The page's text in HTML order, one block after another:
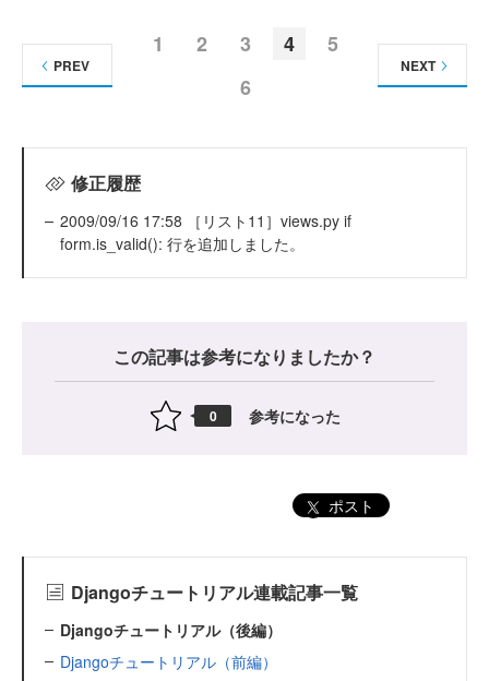
1 2 3 4
5
6
PREV NEXT
修正履歴
2009/09/16 17:58 ［リスト11］views.py if
form.is_valid(): 行を追加しました。
この記事は参考になりましたか？
0 参考になった
ポスト
Djangoチュートリアル連載記事一覧
Djangoチュートリアル（後編）
Djangoチュートリアル（前編）